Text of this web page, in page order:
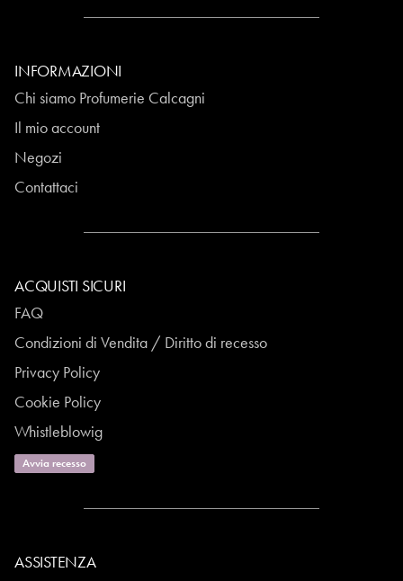
INFORMAZIONI
Chi siamo Profumerie Calcagni
Il mio account
Negozi
Contattaci
ACQUISTI SICURI
FAQ
Condizioni di Vendita / Diritto di recesso
Privacy Policy
Cookie Policy
Whistleblowig
Avvia recesso
ASSISTENZA